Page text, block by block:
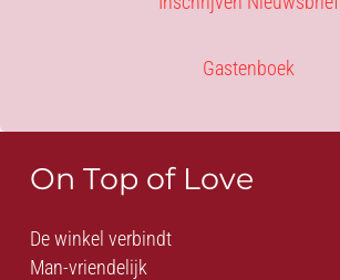
Gastenboek
On Top of Love
De winkel verbindt
Man-vriendelijk